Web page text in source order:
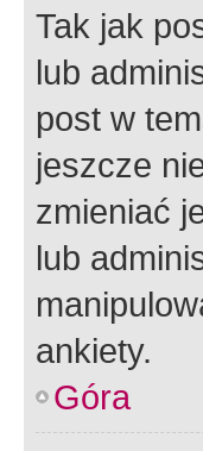
Tak jak
lub
post w
jeszcze
zmieniać
lub
ankiety.
Góra